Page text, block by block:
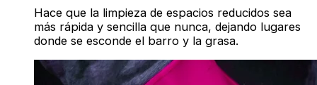
Hace que la limpieza de espacios reducidos sea
más rápida y sencilla que nunca, dejando lugares
donde se esconde el barro y la grasa.